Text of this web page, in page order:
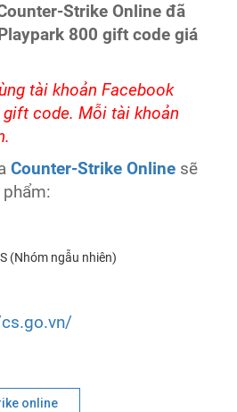
Strike Online đã
800 gift code giá
tài khoản Facebook
gift code. Mỗi tài khoản
Counter-Strike Online sẽ
(Nhóm ngẫu nhiên)
online